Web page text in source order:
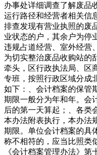
办事处详细调查了解废品
运行路径和经营者相关信
排查发现有营业执照的废
业状态的户，其余户为停
违规占道经营、室外经
为切实整治废品收购站的
牵头，区行政执法局、区
专班，按照行政区域分成
如下：、会计档案的保管
期限一般分为年和年。会
后的第一天算起；、各类
本办法附表执行，本办法
期限。单位会计档案的具
称不相符的，应当比照类
《会计档案管理办法》